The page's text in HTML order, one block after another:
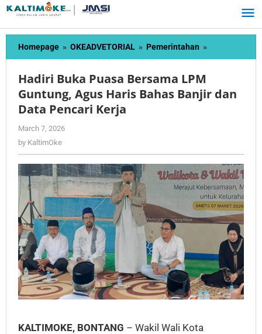
Skip
content
Homepage » OKEADVETORIAL » Pemerintahan »
Buka
LPM
Banjir
dan
Data
Pencari
Kerja
Hadiri Buka Puasa Bersama LPM
Guntung, Agus Haris Bahas Banjir dan
Data Pencari Kerja
March 7, 2026
by KaltimOke
KALTIMOKE, BONTANG – Wakil Wali Kota